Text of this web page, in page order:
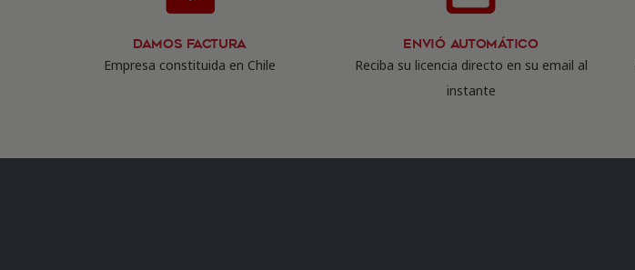
Damos Factura
Empresa constituida en Chile
Envió Automático
Reciba su licencia directo en su email al
instante